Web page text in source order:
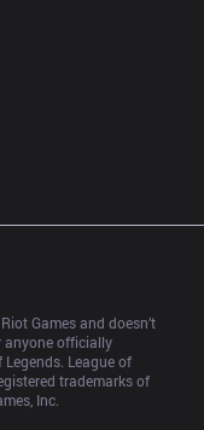
Games and doesn’t
anyone officially
League of
trademarks of
Inc.